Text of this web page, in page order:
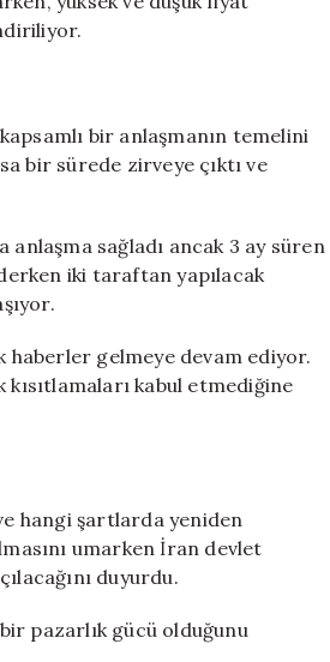
bir anlaşmanın temelini
bir sürede zirveye çıktı ve
anlaşma sağladı ancak 3 ay süren
iki taraftan yapılacak
haberler gelmeye devam ediyor.
kısıtlamaları kabul etmediğine
hangi şartlarda yeniden
umarken İran devlet
duyurdu.
pazarlık gücü olduğunu